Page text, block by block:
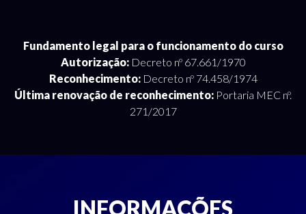
Fundamento legal para o funcionamento do curso
Autorização:Decreto nº 67.661/1970
Reconhecimento:Decreto nº 74.458/1974
Última renovação de reconhecimento: Portaria MEC nº.
271/2017
INFORMAÇÕES